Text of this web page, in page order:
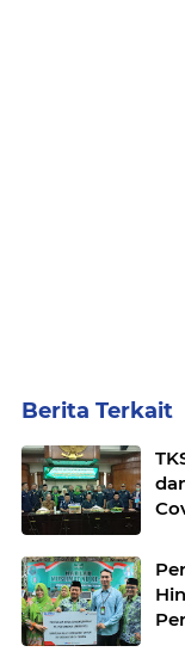
Berita Terkait